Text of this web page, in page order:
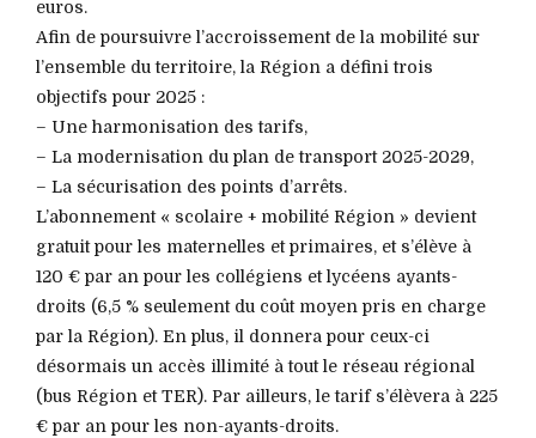
euros.
Afin de poursuivre l’accroissement de la mobilité sur
l’ensemble du territoire, la Région a défini trois
objectifs pour 2025 :
– Une harmonisation des tarifs,
– La modernisation du plan de transport 2025-2029,
– La sécurisation des points d’arrêts.
L’abonnement « scolaire + mobilité Région » devient
gratuit pour les maternelles et primaires, et s’élève à
120 € par an pour les collégiens et lycéens ayants-
droits (6,5 % seulement du coût moyen pris en charge
par la Région). En plus, il donnera pour ceux-ci
désormais un accès illimité à tout le réseau régional
(bus Région et TER). Par ailleurs, le tarif s’élèvera à 225
€ par an pour les non-ayants-droits.